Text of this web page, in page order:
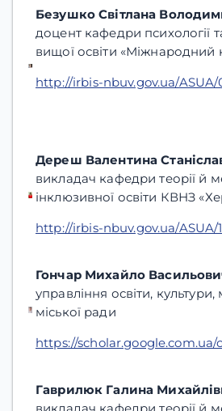
Безушко Світлана
доцент кафедри психології
вищої освіти «Міжнародний
http://irbis-nbuv.gov.ua/ASUA/
Дереш Валентина
викладач кафедри теорії й
інклюзивної освіти КВНЗ
http://irbis-nbuv.gov.ua/ASUA/
Гончар Михайло
управління освіти,
міської ради
https://
Гаврилюк Галина